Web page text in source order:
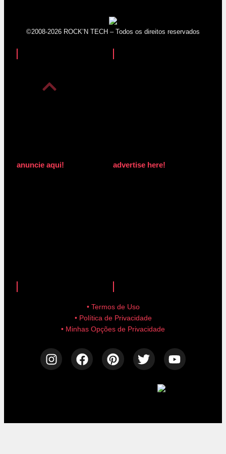
©2008-2026 ROCK’N TECH – Todos os direitos reservados
anuncie aqui! advertise here!
• Termos de Uso
• Política de Privacidade
• Minhas Opções de Privacidade